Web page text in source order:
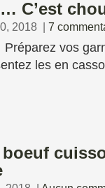
C’est
2018 | 7
les en